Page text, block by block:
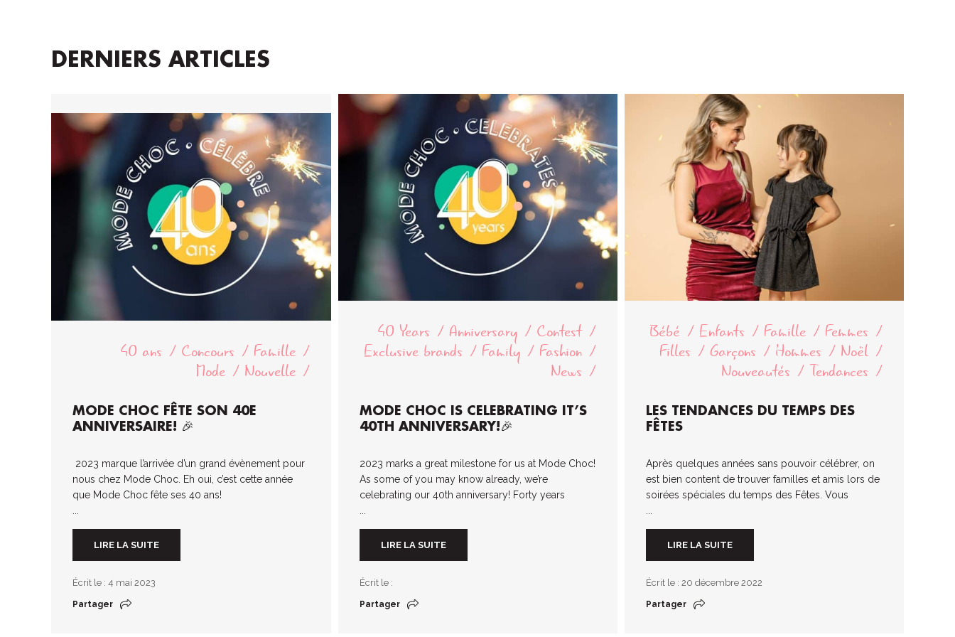
DERNIERS ARTICLES
40 ans Concours
Famille
Mode
Nouvelle
MODE CHOC FÊTE SON 40E
ANNIVERSAIRE! 🎉
2023 marque l’arrivée d’un grand évènement pour
nous chez Mode Choc. Eh oui, c’est cette année
que Mode Choc fête ses 40 ans!
LIRE LA SUITE
Écrit le : 4 mai 2023
Partager
40 Years Anniversary
Contest
Exclusive brands
Family
Fashion
News
MODE CHOC IS CELEBRATING IT’S
40TH ANNIVERSARY!🎉
2023 marks a great milestone for us at Mode Choc!
As some of you may know already, we’re
celebrating our 40th anniversary! Forty years
LIRE LA SUITE
Écrit le :
Partager
Bébé Enfants Famille
Femmes
Filles
Garçons Hommes
Noël
Nouveautés
Tendances
LES TENDANCES DU TEMPS DES
FÊTES
Après quelques années sans pouvoir célébrer, on
est bien content de trouver familles et amis lors de
soirées spéciales du temps des Fêtes. Vous
LIRE LA SUITE
Écrit le : 20 décembre 2022
Partager